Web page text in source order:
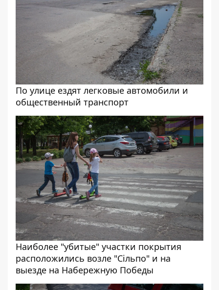
По улице ездят легковые автомобили и
общественный транспорт
Наиболее "убитые" участки покрытия
расположились возле "Сільпо" и на
выезде на Набережную Победы